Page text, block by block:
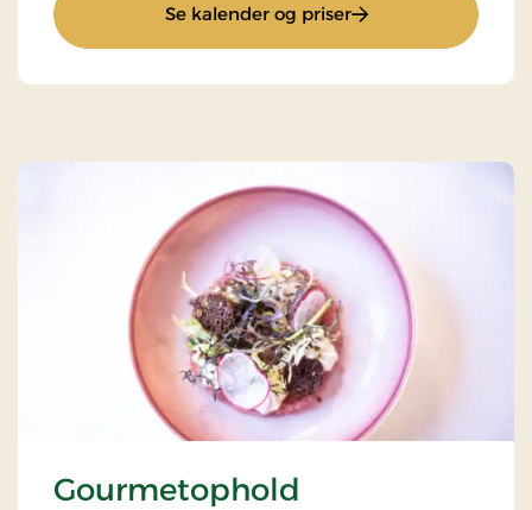
Se kalender og priser: Østersophold
Gourmetophold